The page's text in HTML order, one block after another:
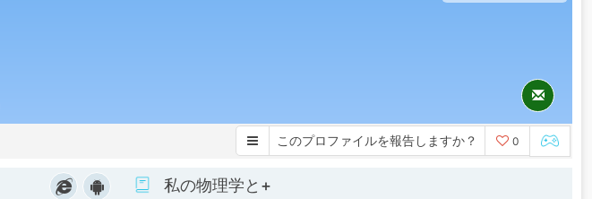
このプロファイルを報告しますか？ 0
私の物理学と+